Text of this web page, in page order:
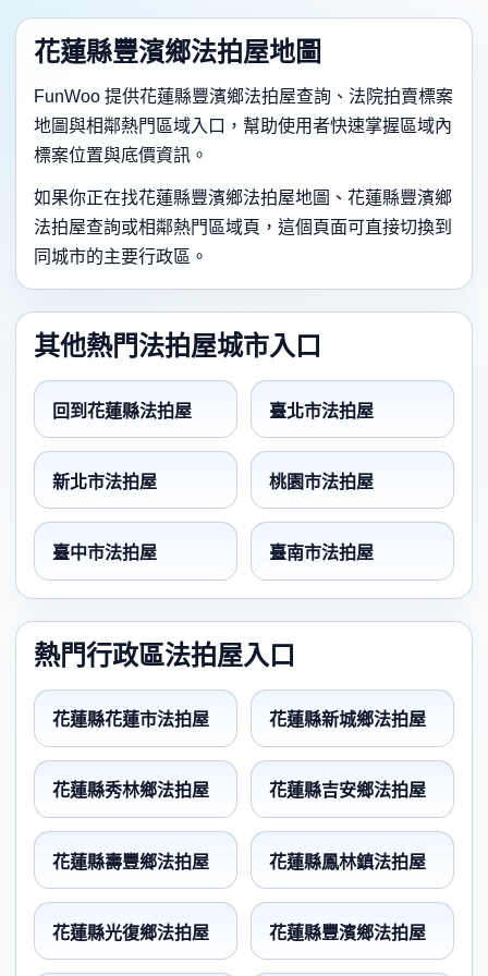
花蓮縣豐濱鄉法拍屋地圖
FunWoo 提供花蓮縣豐濱鄉法拍屋查詢、法院拍賣標案
地圖與相鄰熱門區域入口，幫助使用者快速掌握區域內
標案位置與底價資訊。
如果你正在找花蓮縣豐濱鄉法拍屋地圖、花蓮縣豐濱鄉
法拍屋查詢或相鄰熱門區域頁，這個頁面可直接切換到
同城市的主要行政區。
其他熱門法拍屋城市入口
回到花蓮縣法拍屋 臺北市法拍屋
新北市法拍屋 桃園市法拍屋
臺中市法拍屋 臺南市法拍屋
熱門行政區法拍屋入口
花蓮縣花蓮市法拍屋 花蓮縣新城鄉法拍屋
花蓮縣秀林鄉法拍屋 花蓮縣吉安鄉法拍屋
花蓮縣壽豐鄉法拍屋 花蓮縣鳳林鎮法拍屋
花蓮縣光復鄉法拍屋 花蓮縣豐濱鄉法拍屋